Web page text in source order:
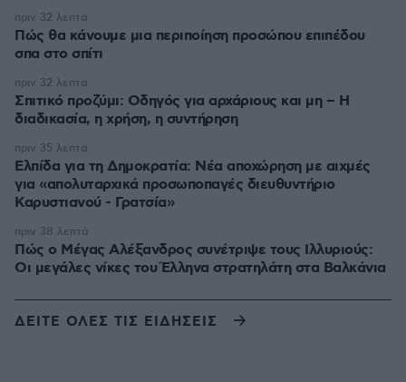
Πώς θα κάνουμε μια περιποίηση προσώπου επιπέδου
σπα στο σπίτι
πριν 32 λεπτά
Σπιτικό προζύμι: Οδηγός για αρχάριους και μη – Η
διαδικασία, η χρήση, η συντήρηση
πριν 32 λεπτά
Ελπίδα για τη Δημοκρατία: Νέα αποχώρηση με αιχμές
για «απολυταρχικά προσωποπαγές διευθυντήριο
Καρυστιανού - Γρατσία»
πριν 35 λεπτά
Πώς ο Μέγας Αλέξανδρος συνέτριψε τους Ιλλυριούς:
Οι μεγάλες νίκες του Έλληνα στρατηλάτη στα Βαλκάνια
πριν 38 λεπτά
ΔΕΙΤΕ ΟΛΕΣ ΤΙΣ ΕΙΔΗΣΕΙΣ